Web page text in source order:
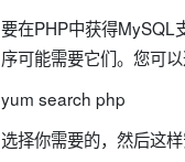
要在PHP中获得MySQL
序可能需要它们。您可
yum search php
选择你需要的，然后这样